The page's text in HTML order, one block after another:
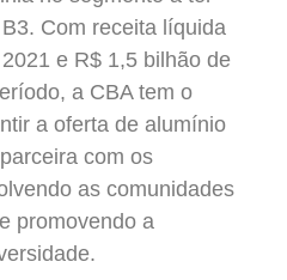
Com receita líquida
e R$ 1,5 bilhão de
a CBA tem o
a oferta de alumínio
com os
as comunidades
promovendo a